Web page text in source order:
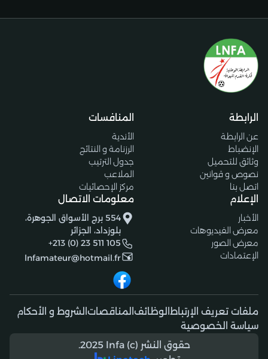
الرابطة
عن الرابطة
الإنضباط
وثائق للتحميل
نصوص و قوانين
اتصل بنا
المنافسات
الأندية
الرزنامة و النتائج
جدول الترتيب
الملاعب
مركز الإحصائيات
الإعلام
الأخبار
معرض الفيديوهات
معرض الصور
الإعتمادات
معلومات الاتصال
554 برج الأسواق الجوهرة،
بلوزداد، الجزائر
+213 (0) 23 511 105
lnfamateur@hotmail.fr
ملفات تعريف الإرتباط الوظائف المناقصات الشروط و الأحكام
سياسة الخصوصية
حقوق النشر (c) 2025 lnfa.